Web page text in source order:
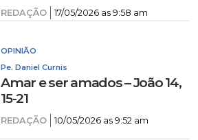
REDAÇÃO 17/05/2026 as 9:58 am
OPINIÃO
Pe. Daniel Curnis
Amar e ser amados – João 14,
15-21
REDAÇÃO 10/05/2026 as 9:52 am